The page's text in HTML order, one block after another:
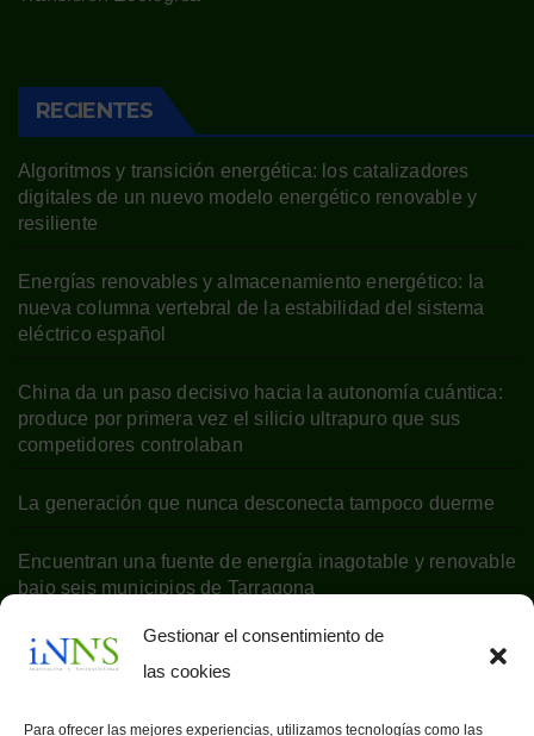
Gestionar el consentimiento de
las cookies
Para ofrecer las mejores experiencias, utilizamos tecnologías como las
RECIENTES
Algoritmos y transición energética: los catalizadores
digitales de un nuevo modelo energético renovable y
resiliente
Energías renovables y almacenamiento energético: la
nueva columna vertebral de la estabilidad del sistema
eléctrico español
China da un paso decisivo hacia la autonomía cuántica:
produce por primera vez el silicio ultrapuro que sus
competidores controlaban
La generación que nunca desconecta tampoco duerme
Encuentran una fuente de energía inagotable y renovable
bajo seis municipios de Tarragona